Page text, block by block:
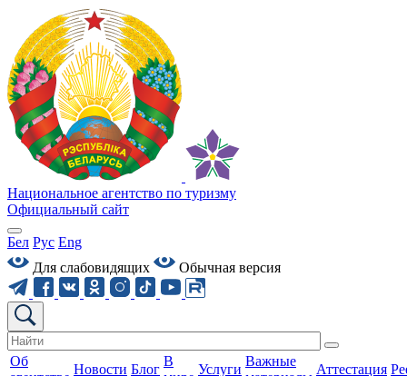
Национальное агентство по туризму
Официальный сайт
Бел Рус Eng
Для слабовидящих
Обычная версия
Об
Новости Блог
В
Услуги
Важные
Аттестация